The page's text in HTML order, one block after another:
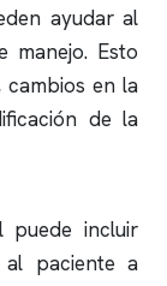
ayudar al
manejo. Esto
cambios en la
de la
puede incluir
al paciente a